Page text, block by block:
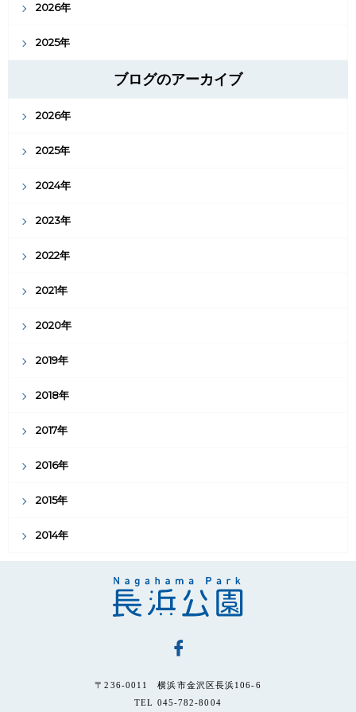
2026年
2025年
ブログのアーカイブ
2026年
2025年
2024年
2023年
2022年
2021年
2020年
2019年
2018年
2017年
2016年
2015年
2014年
〒236-0011 横浜市金沢区長浜106-6
TEL 045-782-8004